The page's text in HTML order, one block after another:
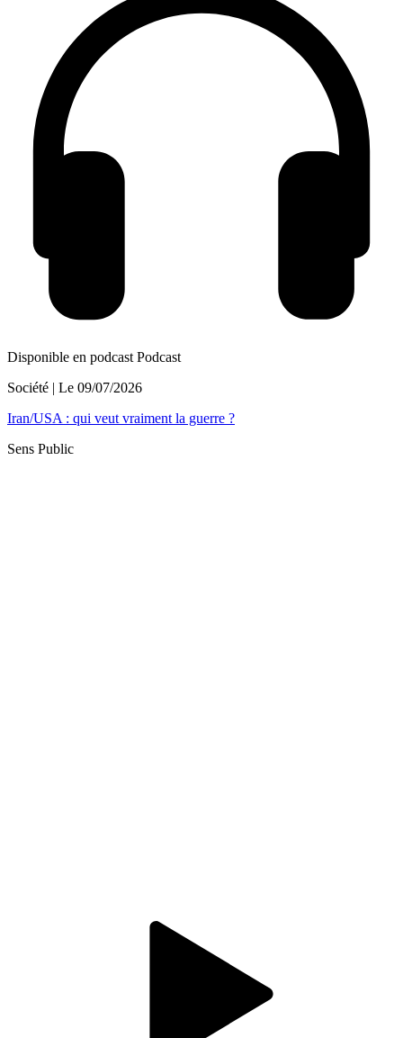
Disponible en podcast Podcast
Société | Le 09/07/2026
Iran/USA : qui veut vraiment la guerre ?
Sens Public